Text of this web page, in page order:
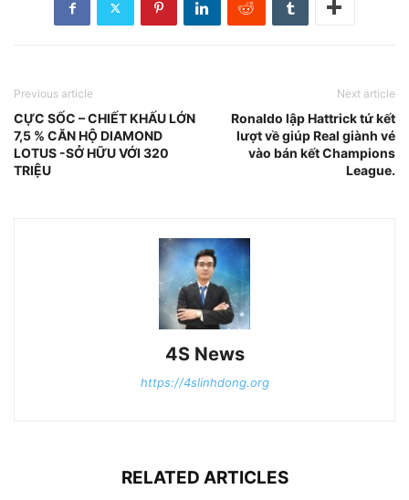
Previous article
CỰC SỐC – CHIẾT KHẤU LỚN
7,5 % CĂN HỘ DIAMOND
LOTUS -SỞ HỮU VỚI 320
TRIỆU
Next article
Ronaldo lập Hattrick tứ kết
lượt về giúp Real giành vé
vào bán kết Champions
League.
4S News
https://4slinhdong.org
RELATED ARTICLES